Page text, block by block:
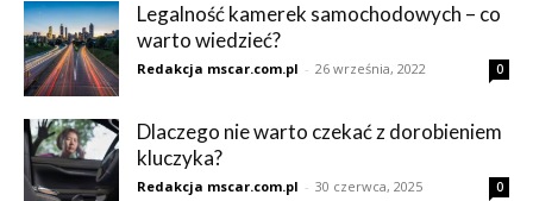
Legalność kamerek samochodowych – co
warto wiedzieć?
Redakcja mscar.com.pl - 26 września, 2022 0
Dlaczego nie warto czekać z dorobieniem
kluczyka?
Redakcja mscar.com.pl - 30 czerwca, 2025 0